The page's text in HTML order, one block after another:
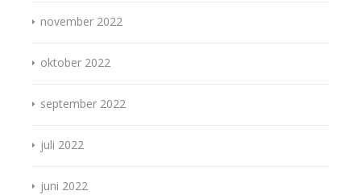
november 2022
oktober 2022
september 2022
juli 2022
juni 2022